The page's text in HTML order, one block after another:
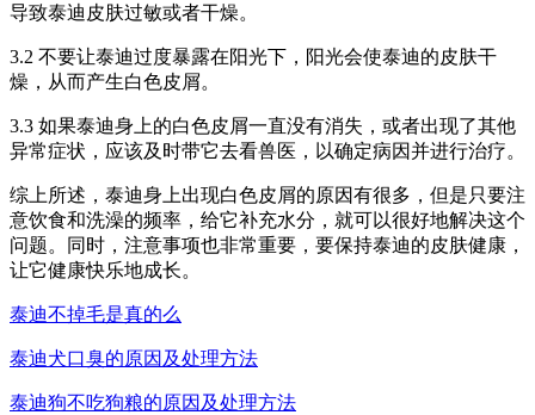
导致泰迪皮肤过敏或者干燥。
3.2 不要让泰迪过度暴露在阳光下，阳光会使泰迪的皮肤干
燥，从而产生白色皮屑。
3.3 如果泰迪身上的白色皮屑一直没有消失，或者出现了其他
异常症状，应该及时带它去看兽医，以确定病因并进行治疗。
综上所述，泰迪身上出现白色皮屑的原因有很多，但是只要注
意饮食和洗澡的频率，给它补充水分，就可以很好地解决这个
问题。同时，注意事项也非常重要，要保持泰迪的皮肤健康，
让它健康快乐地成长。
泰迪不掉毛是真的么
泰迪犬口臭的原因及处理方法
泰迪狗不吃狗粮的原因及处理方法